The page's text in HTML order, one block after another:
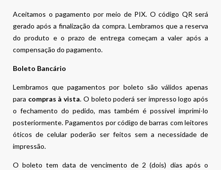
Aceitamos o pagamento por meio de PIX. O código QR será
gerado após a finalização da compra. Lembramos que a reserva
do produto e o prazo de entrega começam a valer após a
compensação do pagamento.
Boleto Bancário
Lembramos que pagamentos por boleto são válidos apenas
para compras à vista. O boleto poderá ser impresso logo após
o fechamento do pedido, mas também é possível imprimi-lo
posteriormente. Pagamentos por código de barras com leitores
óticos de celular poderão ser feitos sem a necessidade de
impressão.
O boleto tem data de vencimento de 2 (dois) dias após o